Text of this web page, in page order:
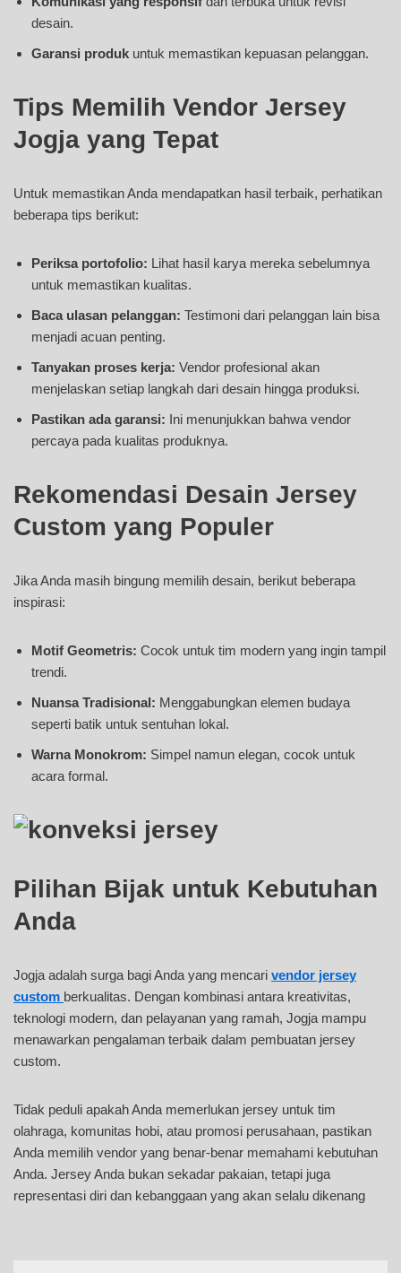
desain.
Garansi produk untuk memastikan kepuasan pelanggan.
Tips Memilih Vendor Jersey
Jogja yang Tepat
Untuk memastikan Anda mendapatkan hasil terbaik, perhatikan
beberapa tips berikut:
Periksa portofolio: Lihat hasil karya mereka sebelumnya
untuk memastikan kualitas.
Baca ulasan pelanggan: Testimoni dari pelanggan lain bisa
menjadi acuan penting.
Tanyakan proses kerja: Vendor profesional akan
menjelaskan setiap langkah dari desain hingga produksi.
Pastikan ada garansi: Ini menunjukkan bahwa vendor
percaya pada kualitas produknya.
Rekomendasi Desain Jersey
Custom yang Populer
Jika Anda masih bingung memilih desain, berikut beberapa
inspirasi:
Motif Geometris: Cocok untuk tim modern yang ingin tampil
trendi.
Nuansa Tradisional: Menggabungkan elemen budaya
seperti batik untuk sentuhan lokal.
Warna Monokrom: Simpel namun elegan, cocok untuk
acara formal.
Pilihan Bijak untuk Kebutuhan
Anda
Jogja adalah surga bagi Anda yang mencari vendor jersey
custom berkualitas. Dengan kombinasi antara kreativitas,
teknologi modern, dan pelayanan yang ramah, Jogja mampu
menawarkan pengalaman terbaik dalam pembuatan jersey
custom.
Tidak peduli apakah Anda memerlukan jersey untuk tim
olahraga, komunitas hobi, atau promosi perusahaan, pastikan
Anda memilih vendor yang benar-benar memahami kebutuhan
Anda. Jersey Anda bukan sekadar pakaian, tetapi juga
representasi diri dan kebanggaan yang akan selalu dikenang